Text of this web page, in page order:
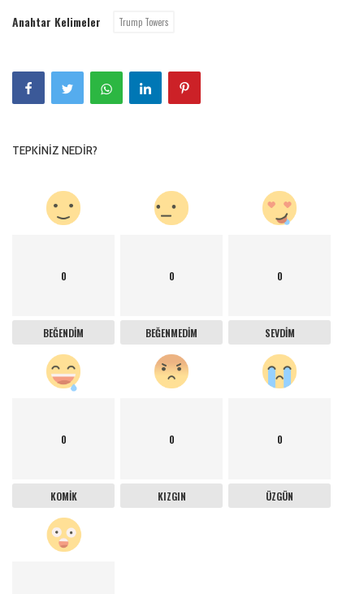
Anahtar Kelimeler Trump Towers
TEPKINIZ NEDIR?
0
BEĞENDIM
0
BEĞENMEDIM
0
SEVDIM
0
KOMIK
0
KIZGIN
0
ÜZGÜN